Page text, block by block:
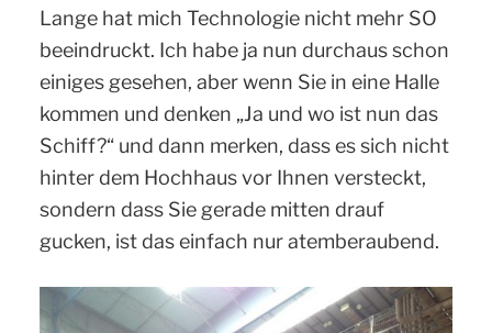
Lange hat mich Technologie nicht mehr SO
beeindruckt. Ich habe ja nun durchaus schon
einiges gesehen, aber wenn Sie in eine Halle
kommen und denken „Ja und wo ist nun das
Schiff?“ und dann merken, dass es sich nicht
hinter dem Hochhaus vor Ihnen versteckt,
sondern dass Sie gerade mitten drauf
gucken, ist das einfach nur atemberaubend.